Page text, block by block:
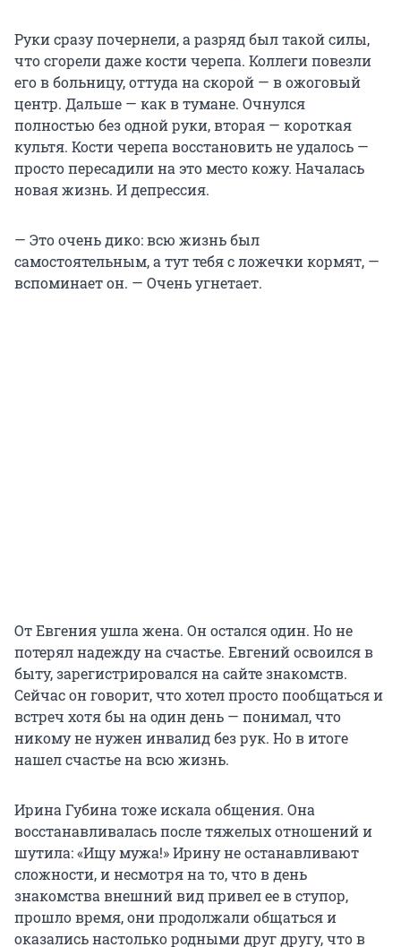
Руки сразу почернели, а разряд был такой силы,
что сгорели даже кости черепа. Коллеги повезли
его в больницу, оттуда на скорой — в ожоговый
центр. Дальше — как в тумане. Очнулся
полностью без одной руки, вторая — короткая
культя. Кости черепа восстановить не удалось —
просто пересадили на это место кожу. Началась
новая жизнь. И депрессия.
— Это очень дико: всю жизнь был
самостоятельным, а тут тебя с ложечки кормят, —
вспоминает он. — Очень угнетает.
От Евгения ушла жена. Он остался один. Но не
потерял надежду на счастье. Евгений освоился в
быту, зарегистрировался на сайте знакомств.
Сейчас он говорит, что хотел просто пообщаться и
встреч хотя бы на один день — понимал, что
никому не нужен инвалид без рук. Но в итоге
нашел счастье на всю жизнь.
Ирина Губина тоже искала общения. Она
восстанавливалась после тяжелых отношений и
шутила: «Ищу мужа!» Ирину не останавливают
сложности, и несмотря на то, что в день
знакомства внешний вид привел ее в ступор,
прошло время, они продолжали общаться и
оказались настолько родными друг другу, что в